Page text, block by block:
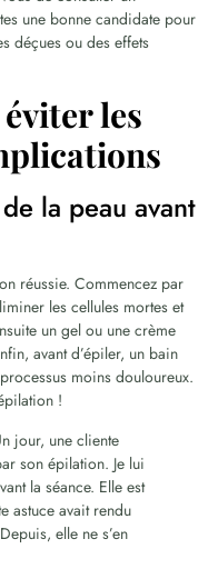
une bonne candidate pour
déçues ou des effets
les
la peau avant
réussie. Commencez par
les cellules mortes et
un gel ou une crème
avant d’épiler, un bain
moins douloureux.
!
jour, une cliente
son épilation. Je lui
la séance. Elle est
astuce avait rendu
elle ne s’en